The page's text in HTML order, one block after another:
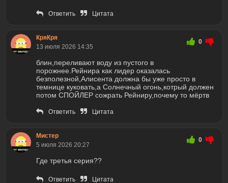
Ответить Цитата
КряКря
13 июля 2026 14:35
0
блин,переливают воду из пустого в
порожнее.Рейнира как лидер оказалась
безполезной,Алисента должна бы уже просто в
темнице куковать,а Солнечный огонь,котрый должен
потом СПОЙЛЕР сожрать Рейниру,почему то мёртв
Ответить Цитата
Мистер
5 июля 2026 20:27
0
Где третья серия??
Ответить Цитата